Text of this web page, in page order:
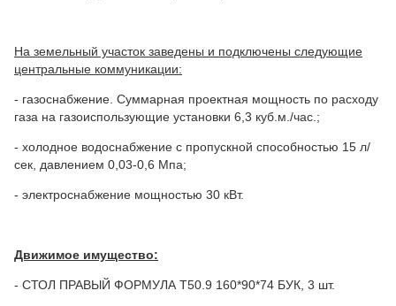
На земельный участок заведены и подключены следующие
центральные коммуникации:
- газоснабжение. Суммарная проектная мощность по расходу
газа на газоиспользующие установки 6,3 куб.м./час.;
- холодное водоснабжение с пропускной способностью 15 л/
сек, давлением 0,03-0,6 Мпа;
- электроснабжение мощностью 30 кВт.
Движимое имущество:
- СТОЛ ПРАВЫЙ ФОРМУЛА Т50.9 160*90*74 БУК, 3 шт.